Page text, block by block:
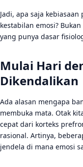
Apakah semua
agar efektif?
Bagaimana jika
Apakah
bekerja shift
Jadi, apa saja
kestabilan emosi?
yang punya dasar
Mulai Hari
Dikendalikan
Ada alasan mengapa
membuka mata. Otak
cepat dari korteks
rasional. Artinya,
jendela di mana emosi